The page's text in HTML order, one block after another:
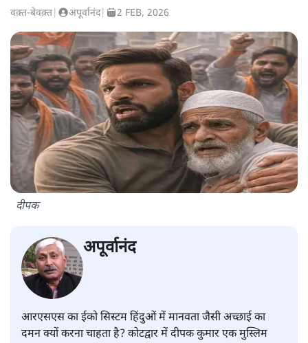
वक़्त-बेवक़्त अपूर्वानंद| 2 FEB, 2026
दीपक
अपूर्वानंद
आरएसएस का ईको सिस्टम हिंदुओं में मानवता जैसी अच्छाई का
दमन क्यों करना चाहता है? कोटद्वार में दीपक कुमार एक मुस्लिम